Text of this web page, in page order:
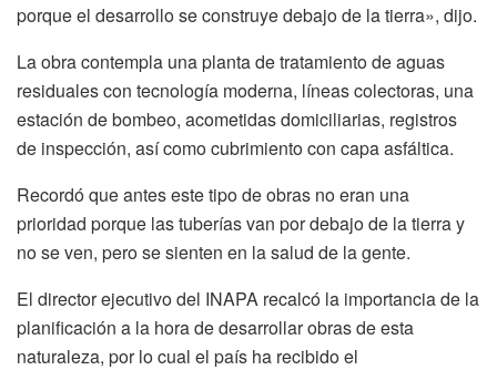
porque el desarrollo se construye debajo de la tierra», dijo.
La obra contempla una planta de tratamiento de aguas
residuales con tecnología moderna, líneas colectoras, una
estación de bombeo, acometidas domiciliarias, registros
de inspección, así como cubrimiento con capa asfáltica.
Recordó que antes este tipo de obras no eran una
prioridad porque las tuberías van por debajo de la tierra y
no se ven, pero se sienten en la salud de la gente.
El director ejecutivo del INAPA recalcó la importancia de la
planificación a la hora de desarrollar obras de esta
naturaleza, por lo cual el país ha recibido el